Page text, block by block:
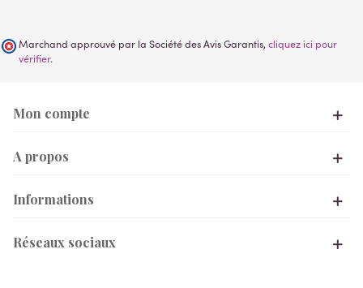
Marchand approuvé par la Société des Avis Garantis, cliquez ici pour
vérifier.
Mon compte
A propos
Informations
Réseaux sociaux